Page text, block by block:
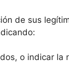
de sus
o indicar